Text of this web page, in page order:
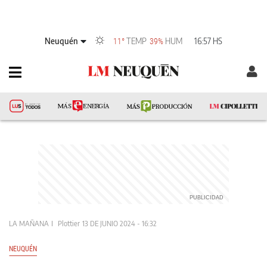
Neuquén 11°TEMP 39% HUM 16:57 HS
LA MAÑANA Plottier 13 DE JUNIO 2024 - 16:32
NEUQUÉN